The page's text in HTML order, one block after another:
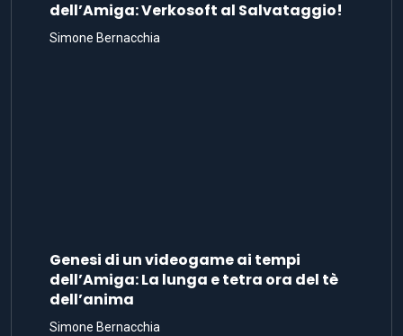
dell’Amiga: Verkosoft al Salvataggio!
Simone Bernacchia
Genesi di un videogame ai tempi
dell’Amiga: La lunga e tetra ora del tè
dell’anima
Simone Bernacchia